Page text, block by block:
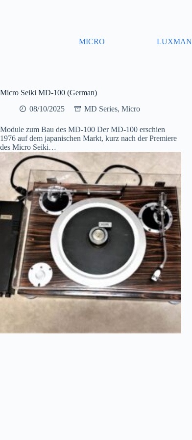
MICRO LUXMAN
Micro Seiki MD-100 (German)
08/10/2025
MD Series, Micro
Module zum Bau des MD-100 Der MD-100 erschien
1976 auf dem japanischen Markt, kurz nach der Premiere
des Micro Seiki…